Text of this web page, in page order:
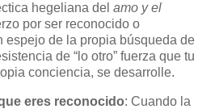
hegeliana del amo y el
por ser reconocido o
espejo de la propia búsqueda de
de “lo otro” fuerza que tu
conciencia, se desarrolle.
eres reconocido: Cuando la